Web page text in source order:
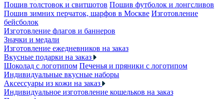
Пошив толстовок и свитшотов Пошив футболок и лонгсливов
Пошив зимних перчаток, шарфов в Москве Изготовление
бейсболок
Изготовление флагов и баннеров
Значки и медали
Изготовление ежедневников на заказ
Вкусные подарки на заказ
Шоколад с логотипом Печенья и пряники с логотипом
Индивидуальные вкусные наборы
Аксессуары из кожи на заказ
Индивидуальное изготовление кошельков на заказ